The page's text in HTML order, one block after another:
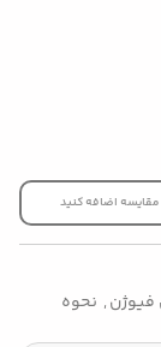
مقایسه اضافه کنید
فیوژن, نحوه